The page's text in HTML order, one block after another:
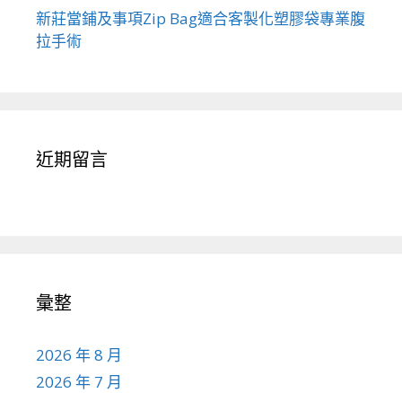
新莊當鋪及事項Zip Bag適合客製化塑膠袋專業腹
拉手術
近期留言
彙整
2026 年 8 月
2026 年 7 月